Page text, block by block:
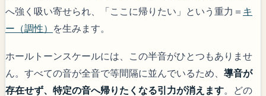
へ強く吸い寄せられ、「ここに帰りたい」という重力＝ キ
ー（調性）
を生みます。
ホールトーンスケールには、この半音がひとつもありませ
ん。すべての音が全音で等間隔に並んでいるため、 導音が
存在せず、特定の音へ帰りたくなる引力が消えます。どの